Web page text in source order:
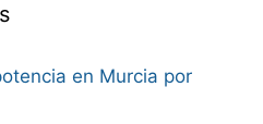
en Murcia por